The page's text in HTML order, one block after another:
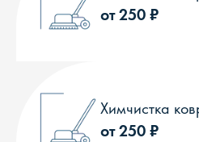
от 250 ₽
Химчистка
от 250 ₽